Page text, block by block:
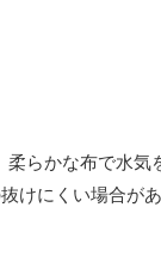
柔らかな布で水
けにくい場合が